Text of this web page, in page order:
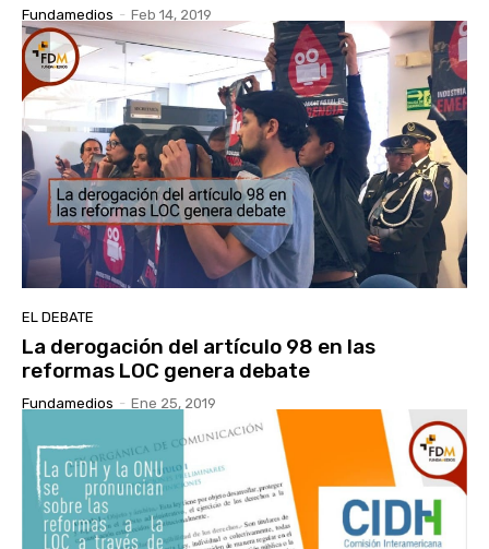
Fundamedios - Feb 14, 2019
EL DEBATE
La derogación del artículo 98 en las
reformas LOC genera debate
Fundamedios - Ene 25, 2019